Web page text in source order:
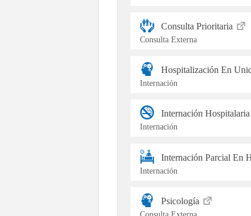
Consulta Prioritaria
Consulta Externa
Hospitalización En
Internación
Internación
Internación
Internación Parcial En
Internación
Psicología
Consulta Externa